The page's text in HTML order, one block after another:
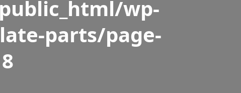
wp-
parts/page-